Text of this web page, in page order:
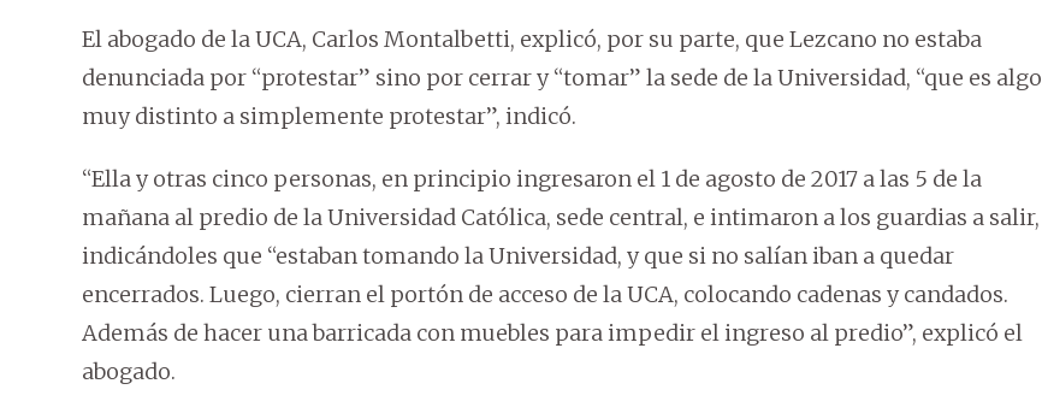
El abogado de la UCA, Carlos Montalbetti, explicó, por su parte, que Lezcano no estaba
denunciada por “protestar” sino por cerrar y “tomar” la sede de la Universidad, “que es algo
muy distinto a simplemente protestar”, indicó.
“Ella y otras cinco personas, en principio ingresaron el 1 de agosto de 2017 a las 5 de la
mañana al predio de la Universidad Católica, sede central, e intimaron a los guardias a salir,
indicándoles que “estaban tomando la Universidad, y que si no salían iban a quedar
encerrados. Luego, cierran el portón de acceso de la UCA, colocando cadenas y candados.
Además de hacer una barricada con muebles para impedir el ingreso al predio”, explicó el
abogado.